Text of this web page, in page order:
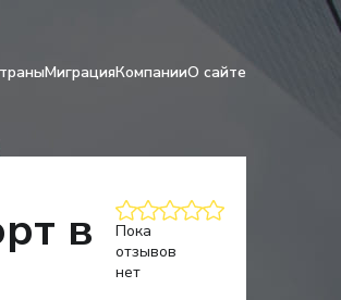
МиграцияКомпанииО сайте
в
Пока
отзывов
нет